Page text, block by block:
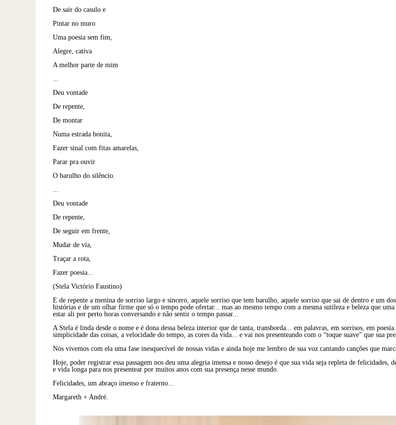
De sair do casulo e
Pintar no muro
Uma poesia sem fim,
Alegre, cativa
A melhor parte de mim
...
Deu vontade
De repente,
De montar
Numa estrada bonita,
Fazer sinal com fitas amarelas,
Parar pra ouvir
O barulho do silêncio.
...
Deu vontade
De repente,
De seguir em frente,
Mudar de via,
Traçar a rota,
Fazer poesia...
(Stela Victório Faustino)
E de repente a menina de sorriso largo e sincero, aquele sorriso que tem barulho, aquele sorriso que sai de dentro e um
histórias e de um olhar firme que só o tempo pode ofertar... mas ao mesmo tempo com a mesma sutileza e beleza que
estar ali por perto horas conversando e não sentir o tempo passar...
A Stela é linda desde o nome e é dona dessa beleza interior que de tanta, transborda... em palavras, em sorrisos, em
simplicidade das coisas, a velocidade do tempo, as cores da vida... e vai nos presenteando com o “toque suave” que sua
Nós vivemos com ela uma fase inesquecível de nossas vidas e ainda hoje me lembro de sua voz cantando canções que
Hoje, poder registrar essa passagem nos deu uma alegria imensa e nosso desejo é que sua vida seja repleta de felicidades,
e vida longa para nos presentear por muitos anos com sua presença nesse mundo.
Felicidades, um abraço imenso e fraterno...
Margareth + André.